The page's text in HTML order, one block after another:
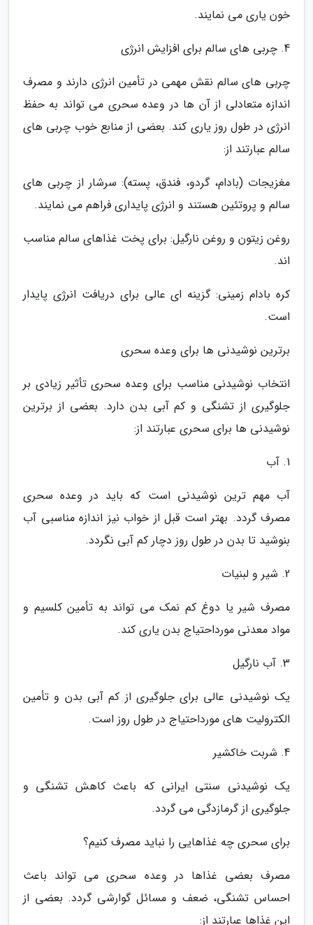
خون یاری می نمایند.
4. چربی های سالم برای افزایش انرژی
چربی های سالم نقش مهمی در تأمین انرژی دارند و مصرف
اندازه متعادلی از آن ها در وعده سحری می تواند به حفظ
انرژی در طول روز یاری کند. بعضی از منابع خوب چربی های
سالم عبارتند از:
مغزیجات (بادام، گردو، فندق، پسته): سرشار از چربی های
سالم و پروتئین هستند و انرژی پایداری فراهم می نمایند.
روغن زیتون و روغن نارگیل: برای پخت غذاهای سالم مناسب
اند.
کره بادام زمینی: گزینه ای عالی برای دریافت انرژی پایدار
است.
برترین نوشیدنی ها برای وعده سحری
انتخاب نوشیدنی مناسب برای وعده سحری تأثیر زیادی بر
جلوگیری از تشنگی و کم آبی بدن دارد. بعضی از برترین
نوشیدنی ها برای سحری عبارتند از:
1. آب
آب مهم ترین نوشیدنی است که باید در وعده سحری
مصرف گردد. بهتر است قبل از خواب نیز اندازه مناسبی آب
بنوشید تا بدن در طول روز دچار کم آبی نگردد.
2. شیر و لبنیات
مصرف شیر یا دوغ کم نمک می تواند به تأمین کلسیم و
مواد معدنی مورداحتیاج بدن یاری کند.
3. آب نارگیل
یک نوشیدنی عالی برای جلوگیری از کم آبی بدن و تأمین
الکترولیت های مورداحتیاج در طول روز است.
4. شربت خاکشیر
یک نوشیدنی سنتی ایرانی که باعث کاهش تشنگی و
جلوگیری از گرمازدگی می گردد.
برای سحری چه غذاهایی را نباید مصرف کنیم؟
مصرف بعضی غذاها در وعده سحری می تواند باعث
احساس تشنگی، ضعف و مسائل گوارشی گردد. بعضی از
این غذاها عبارتند از: